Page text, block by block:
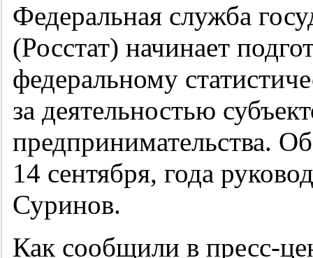
Федеральная служба
(Росстат) начинает
федеральному
за деятельностью
предпринимательства.
14 сентября, года
Суринов.
Как сообщили в пресс-